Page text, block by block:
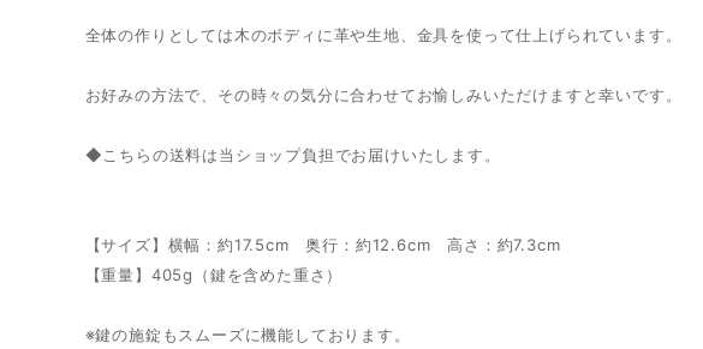
全体の作りとしては木のボディに革や生地、金具を使って仕上げられています。
お好みの方法で、その時々の気分に合わせてお愉しみいただけますと幸いです。
◆こちらの送料は当ショップ負担でお届けいたします。
【サイズ】横幅：約17.5cm 奥行：約12.6cm 高さ：約7.3cm
【重量】405g（鍵を含めた重さ）
※鍵の施錠もスムーズに機能しております。